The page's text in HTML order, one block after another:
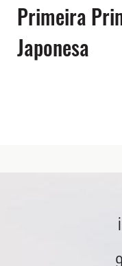
Primeira
Japonesa